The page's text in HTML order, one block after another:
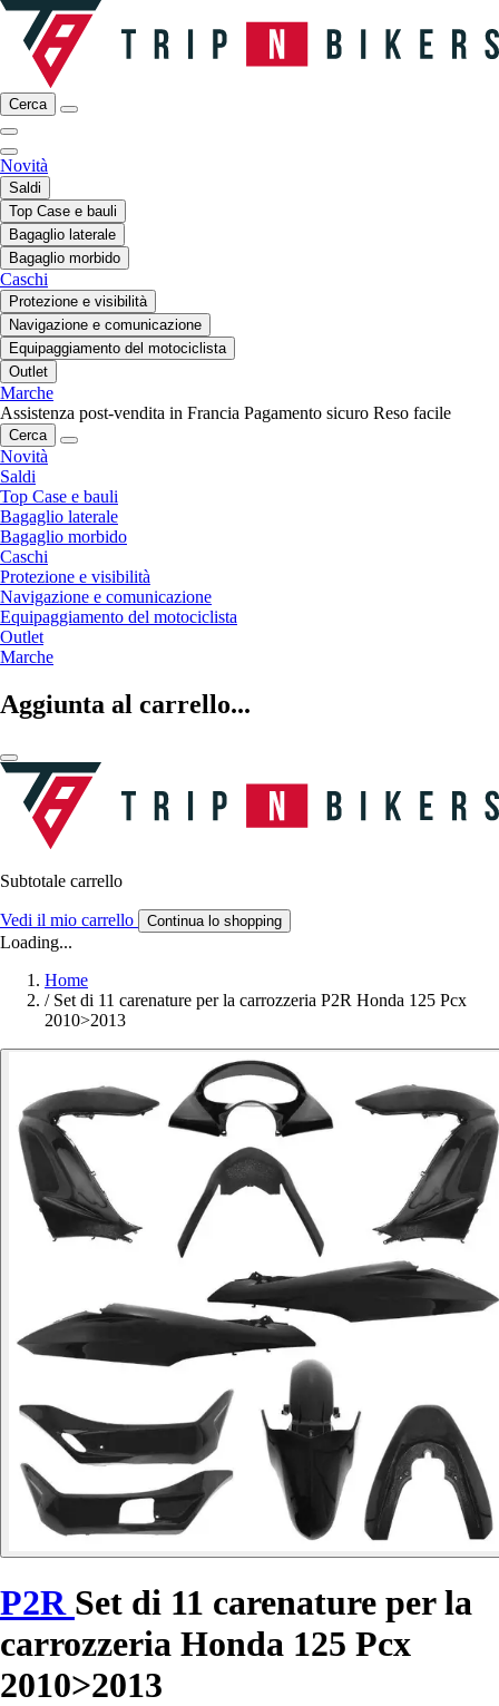
Cerca
Novità
Saldi
Top Case e bauli
Bagaglio laterale
Bagaglio morbido
Caschi
Protezione e visibilità
Navigazione e comunicazione
Equipaggiamento del motociclista
Outlet
Marche
Assistenza post-vendita in Francia Pagamento sicuro Reso facile
Cerca
Novità
Saldi
Top Case e bauli
Bagaglio laterale
Bagaglio morbido
Caschi
Protezione e visibilità
Navigazione e comunicazione
Equipaggiamento del motociclista
Outlet
Marche
Aggiunta al carrello...
Subtotale carrello
Vedi il mio carrello Continua lo shopping
Loading...
Home
/ Set di 11 carenature per la carrozzeria P2R Honda 125 Pcx
2010>2013
P2R Set di 11 carenature per la
carrozzeria Honda 125 Pcx
2010>2013